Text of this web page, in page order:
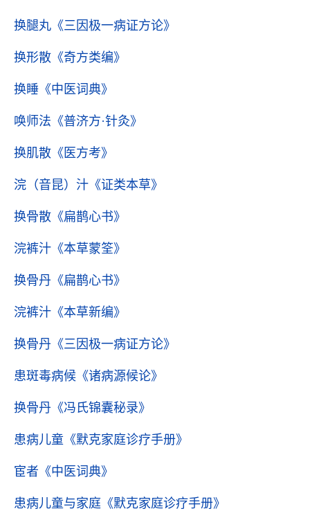
换腿丸 《三因极一病证方论》
换形散 《奇方类编》
换睡 《中医词典》
唤师法 《普济方·针灸》
换肌散 《医方考》
浣（音昆）汁 《证类本草》
换骨散 《扁鹊心书》
浣裤汁 《本草蒙筌》
换骨丹 《扁鹊心书》
浣裤汁 《本草新编》
换骨丹 《三因极一病证方论》
患斑毒病候 《诸病源候论》
换骨丹 《冯氏锦囊秘录》
患病儿童 《默克家庭诊疗手册》
宦者 《中医词典》
患病儿童与家庭 《默克家庭诊疗手册》